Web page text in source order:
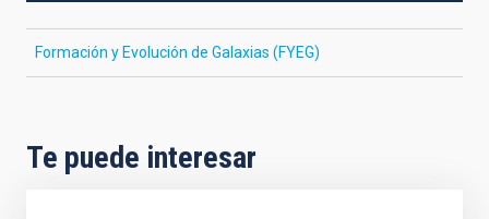
Formación y Evolución de Galaxias (FYEG)
Te puede interesar